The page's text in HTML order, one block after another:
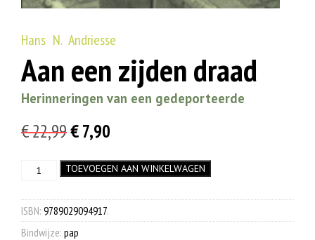
Hans N. Andriesse
Aan een zijden draad
Herinneringen van een gedeporteerde
€22,99Oorspronkelijke
was:
€ 22,99.
€7,90
is:
€ 7,90.
draad
aantal
TOEVOEGEN AAN WINKELWAGEN
ISBN: 9789029094917.
Bindwijze: pap